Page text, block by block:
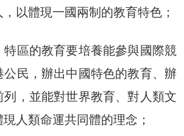
以體現一國兩制的教育特色；
區的教育要培養能參與國際競
民，辦出中國特色的教育、辦
列，並能對世界教育、對人類文
人類命運共同體的理念；